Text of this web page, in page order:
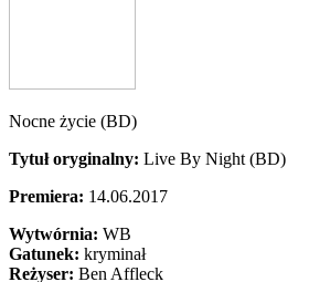
Nocne życie (BD)
Tytuł oryginalny: Live By Night (BD)
Premiera: 14.06.2017
Wytwórnia: WB
Gatunek: kryminał
Reżyser: Ben Affleck